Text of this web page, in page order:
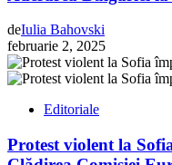
deIulia Bahovski
februarie 2, 2025
Editoriale
Protest violent la